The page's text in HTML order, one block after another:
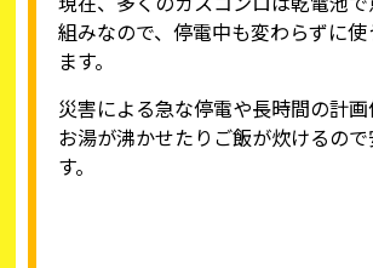
組みなので、停電中も変わらずに
ます。
災害による急な停電や長時間の計画
お湯が沸かせたりご飯が炊けるの
す。